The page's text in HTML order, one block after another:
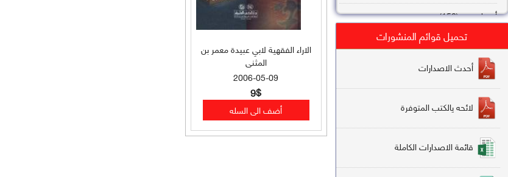
أصول فقه (158)
تاريخ (138)
فقه شافعي (132)
فقه حنفي (113)
فقه مالكي (112)
تفسير قرآن (106)
تحميل قوائم المنشورات
أحدث الاصدارات
لائحه يالكتب المتوفرة
قائمة الاصدارات الكاملة
الاراء الفقهية لابي عبيدة معمر بن
المثنى
2006-05-09
9$